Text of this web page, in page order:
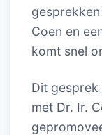
Coen en
komt snel
Dit gesprek
met Dr. Ir.